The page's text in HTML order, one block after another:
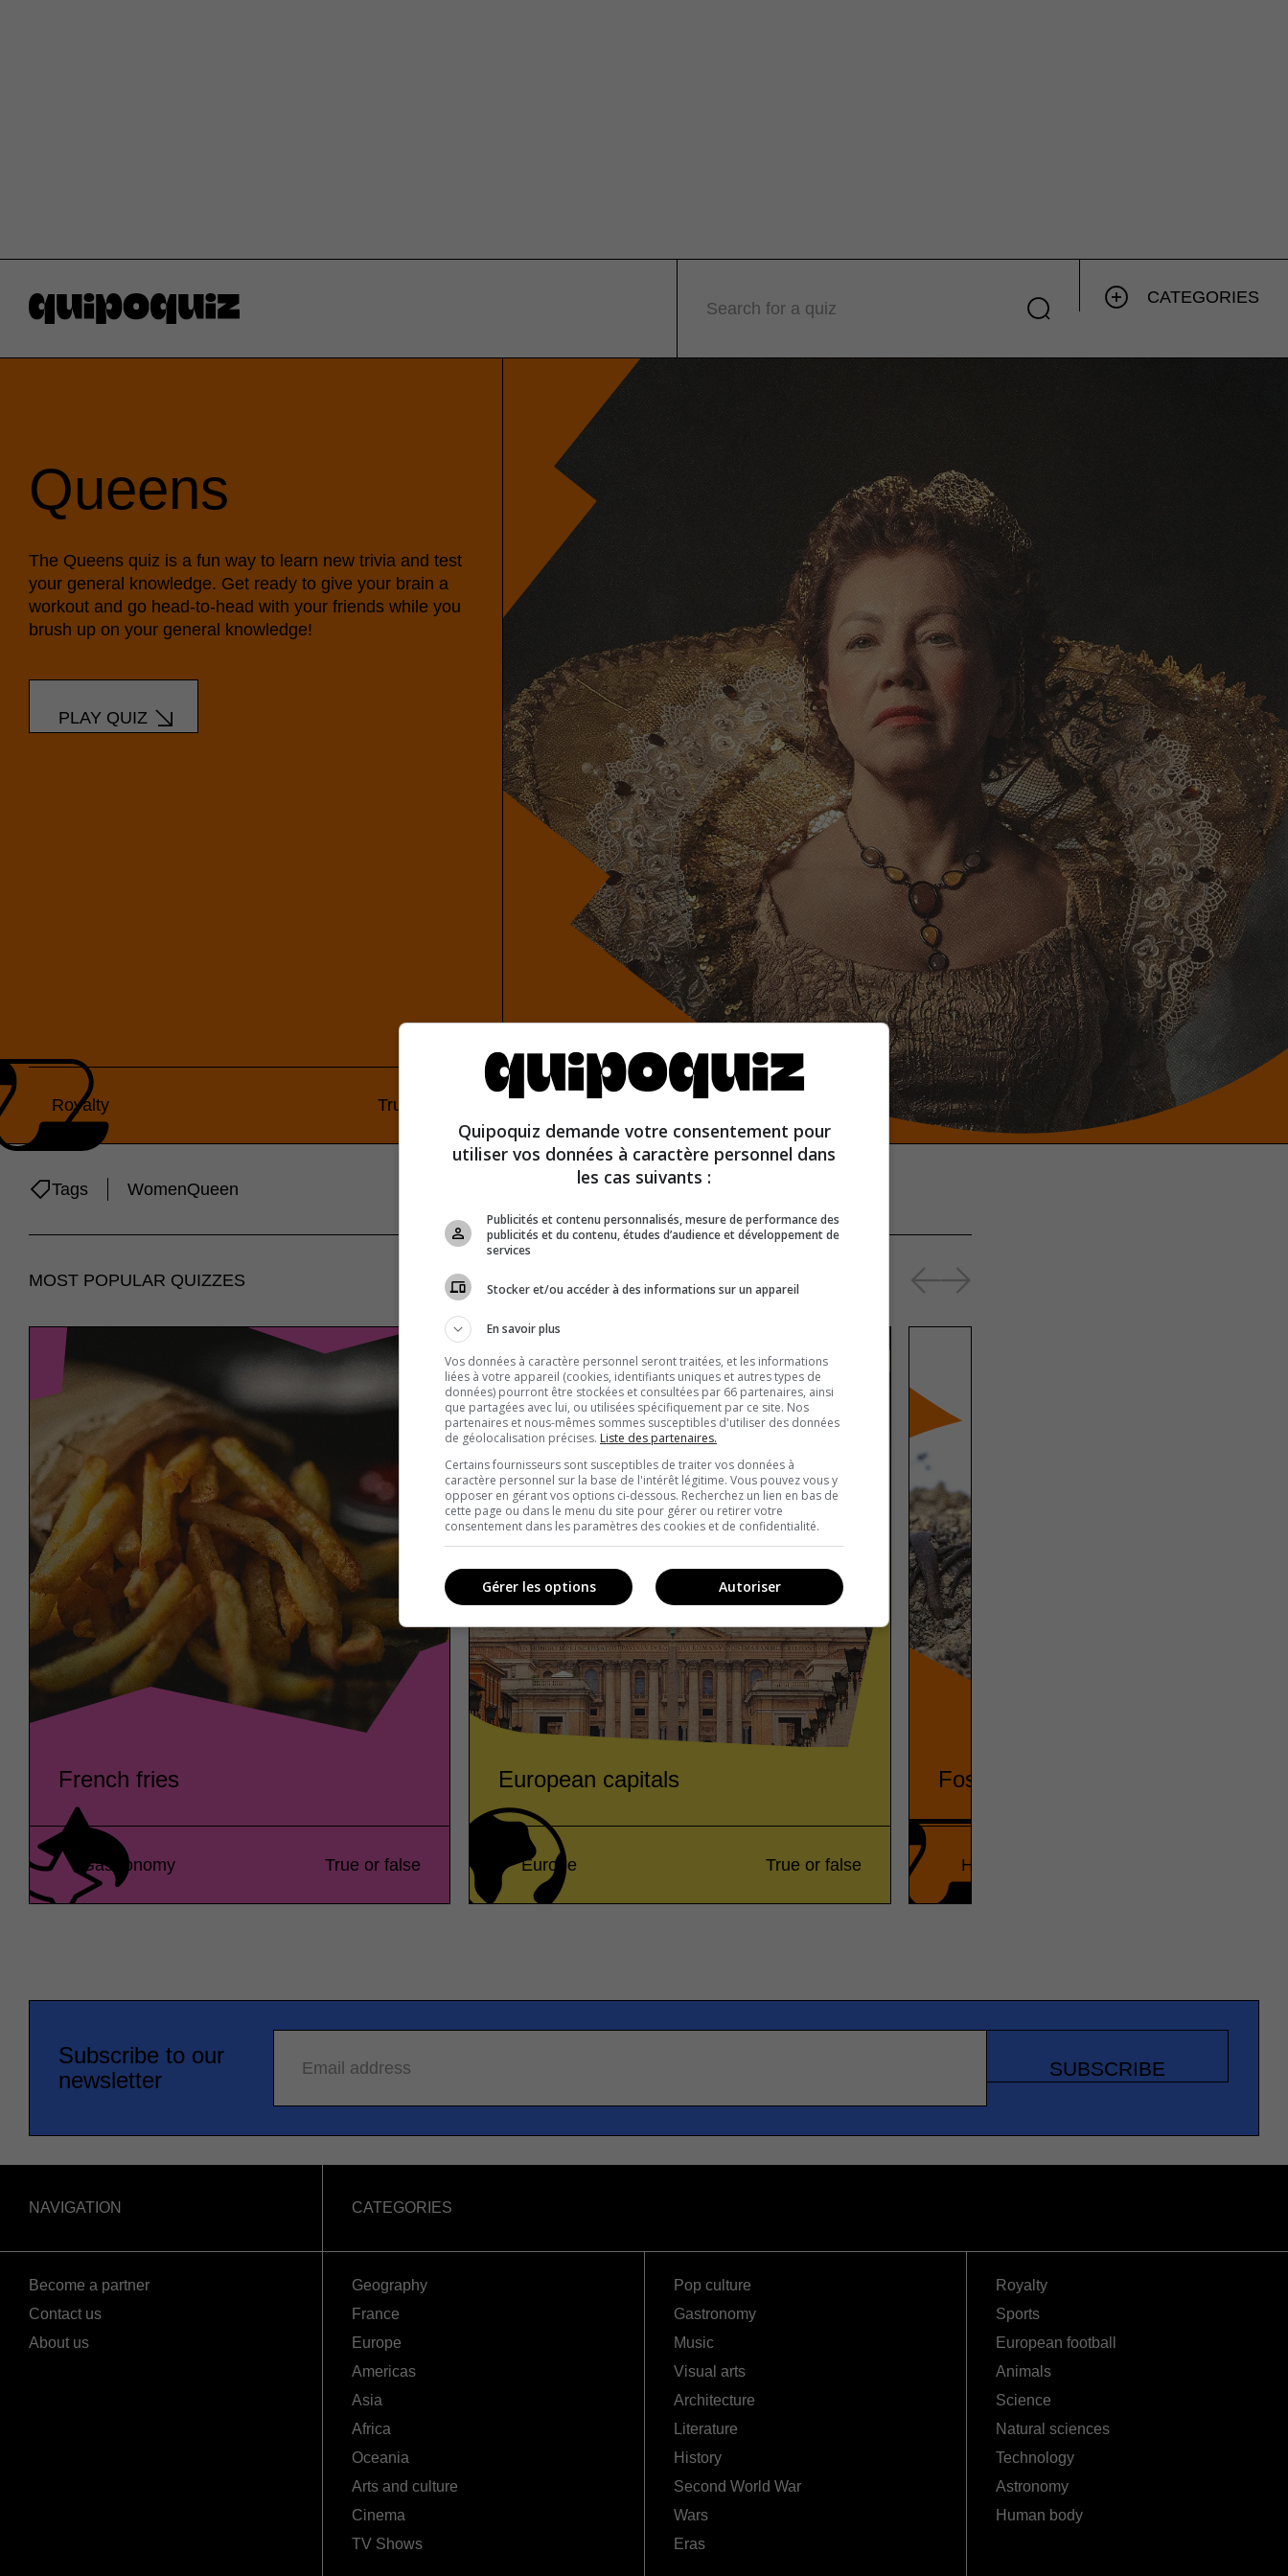
Search for a quiz
CATEGORIES
Queens
The Queens quiz is a fun way to learn new trivia and test
your general knowledge. Get ready to give your brain a
workout and go head-to-head with your friends while you
brush up on your general knowledge!
PLAY QUIZ
Royalty True or false
Tags WomenQueen
MOST POPULAR QUIZZES
French fries
Gastronomy True or false
European capitals
Europe True or false
Fossils
History
Subscribe to our
newsletter
Email address SUBSCRIBE
NAVIGATION
Become a partner
Contact us
About us
CATEGORIES
Geography
France
Europe
Americas
Asia
Africa
Oceania
Arts and culture
Cinema
TV Shows
Pop culture
Gastronomy
Music
Visual arts
Architecture
Literature
History
Second World War
Wars
Eras
Royalty
Sports
European football
Animals
Science
Natural sciences
Technology
Astronomy
Human body
Quipoquiz demande votre consentement pour
utiliser vos données à caractère personnel dans
les cas suivants :
Publicités et contenu personnalisés, mesure de performance des
publicités et du contenu, études d’audience et développement de
services
Stocker et/ou accéder à des informations sur un appareil
En savoir plus
Vos données à caractère personnel seront traitées, et les informations
liées à votre appareil (cookies, identifiants uniques et autres types de
données) pourront être stockées et consultées par 66 partenaires, ainsi
que partagées avec lui, ou utilisées spécifiquement par ce site. Nos
partenaires et nous-mêmes sommes susceptibles d'utiliser des données
de géolocalisation précises. Liste des partenaires.
Certains fournisseurs sont susceptibles de traiter vos données à
caractère personnel sur la base de l'intérêt légitime. Vous pouvez vous y
opposer en gérant vos options ci-dessous. Recherchez un lien en bas de
cette page ou dans le menu du site pour gérer ou retirer votre
consentement dans les paramètres des cookies et de confidentialité.
Autoriser
Gérer les options